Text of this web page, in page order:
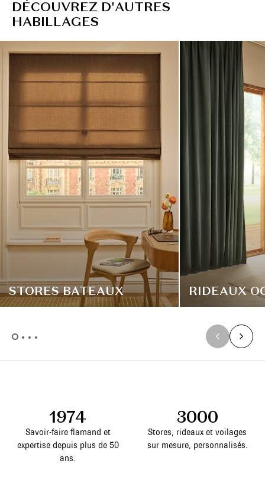
DÉCOUVREZ D'AUTRES
HABILLAGES
STORES BATEAUX RIDEAUX
1974
Savoir-faire flamand et
expertise depuis plus de 50
ans.
3000
Stores, rideaux et voilages
sur mesure, personnalisés.